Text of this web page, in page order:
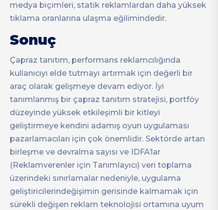
medya biçimleri, statik reklamlardan daha yüksek
tıklama oranlarına ulaşma eğilimindedir.
Sonuç
Çapraz tanıtım, performans reklamcılığında
kullanıcıyı elde tutmayı artırmak için değerli bir
araç olarak gelişmeye devam ediyor. İyi
tanımlanmış bir çapraz tanıtım stratejisi, portföy
düzeyinde yüksek etkileşimli bir kitleyi
geliştirmeye kendini adamış oyun uygulaması
pazarlamacıları için çok önemlidir. Sektörde artan
birleşme ve devralma sayısı ve IDFA’lar
(Reklamverenler için Tanımlayıcı) veri toplama
üzerindeki sınırlamalar nedeniyle, uygulama
geliştiricilerindeğişimin gerisinde kalmamak için
sürekli değişen reklam teknolojisi ortamına uyum